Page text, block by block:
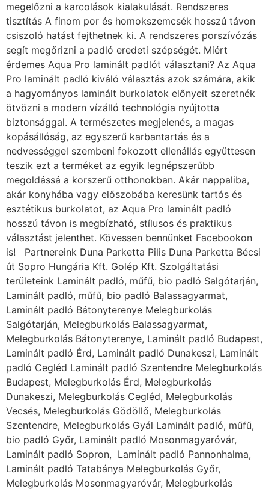
megelőzni a karcolások kialakulását. Rendszeres
tisztítás A finom por és homokszemcsék hosszú távon
csiszoló hatást fejthetnek ki. A rendszeres porszívózás
segít megőrizni a padló eredeti szépségét. Miért
érdemes Aqua Pro laminált padlót választani? Az Aqua
Pro laminált padló kiváló választás azok számára, akik
a hagyományos laminált burkolatok előnyeit szeretnék
ötvözni a modern vízálló technológia nyújtotta
biztonsággal. A természetes megjelenés, a magas
kopásállóság, az egyszerű karbantartás és a
nedvességgel szembeni fokozott ellenállás együttesen
teszik ezt a terméket az egyik legnépszerűbb
megoldássá a korszerű otthonokban. Akár nappaliba,
akár konyhába vagy előszobába keresünk tartós és
esztétikus burkolatot, az Aqua Pro laminált padló
hosszú távon is megbízható, stílusos és praktikus
választást jelenthet. Kövessen bennünket Facebookon
is! Partnereink Duna Parketta Pilis Duna Parketta Bécsi
út Sopro Hungária Kft. Golép Kft. Szolgáltatási
területeink Laminált padló, műfű, bio padló Salgótarján,
Laminált padló, műfű, bio padló Balassagyarmat,
Laminált padló Bátonyterenye Melegburkolás
Salgótarján, Melegburkolás Balassagyarmat,
Melegburkolás Bátonyterenye, Laminált padló Budapest,
Laminált padló Érd, Laminált padló Dunakeszi, Laminált
padló Cegléd Laminált padló Szentendre Melegburkolás
Budapest, Melegburkolás Érd, Melegburkolás
Dunakeszi, Melegburkolás Cegléd, Melegburkolás
Vecsés, Melegburkolás Gödöllő, Melegburkolás
Szentendre, Melegburkolás Gyál Laminált padló, műfű,
bio padló Győr, Laminált padló Mosonmagyaróvár,
Laminált padló Sopron, Laminált padló Pannonhalma,
Laminált padló Tatabánya Melegburkolás Győr,
Melegburkolás Mosonmagyaróvár, Melegburkolás